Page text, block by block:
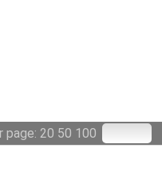
page: 20 50 100